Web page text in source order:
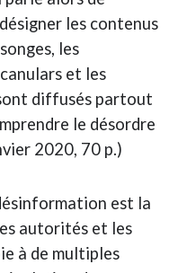
les contenus
les
et les
diffusés partout
le désordre
2020, 70 p.)
est la
autorités et les
à de multiples